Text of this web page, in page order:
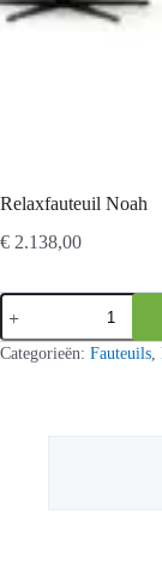
Relaxfauteuil Noah
€ 2.138,00
Relaxfauteuil
Noah
aantal
Categorieën: Fauteuils,